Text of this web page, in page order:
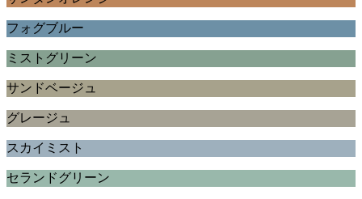
フォグブルー
ミストグリーン
サンドベージュ
グレージュ
スカイミスト
セランドグリーン